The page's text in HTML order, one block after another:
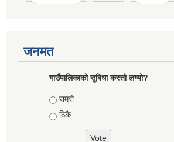
जनमत
गाउँपालिकाको सुबिधा कस्तो लग्यो?
Choices
राम्रो
ठिकै